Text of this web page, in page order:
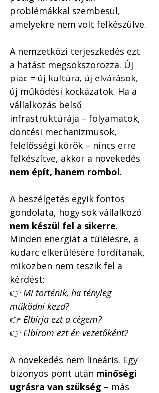
problémákkal szembesül,
amelyekre nem volt felkészülve.
A nemzetközi terjeszkedés ezt
a hatást megsokszorozza. Új
piac = új kultúra, új elvárások,
új működési kockázatok. Ha a
vállalkozás belső
infrastruktúrája – folyamatok,
döntési mechanizmusok,
felelősségi körök – nincs erre
felkészítve, akkor a növekedés
nem épít, hanem rombol.
A beszélgetés egyik fontos
gondolata, hogy sok vállalkozó
nem készül fel a sikerre.
Minden energiát a túlélésre, a
kudarc elkerülésére fordítanak,
miközben nem teszik fel a
kérdést:
👉 Mi történik, ha tényleg
működni kezd?
👉 Elbírja ezt a cégem?
👉 Elbírom ezt én vezetőként?
A növekedés nem lineáris. Egy
bizonyos pont után minőségi
ugrásra van szükség – más